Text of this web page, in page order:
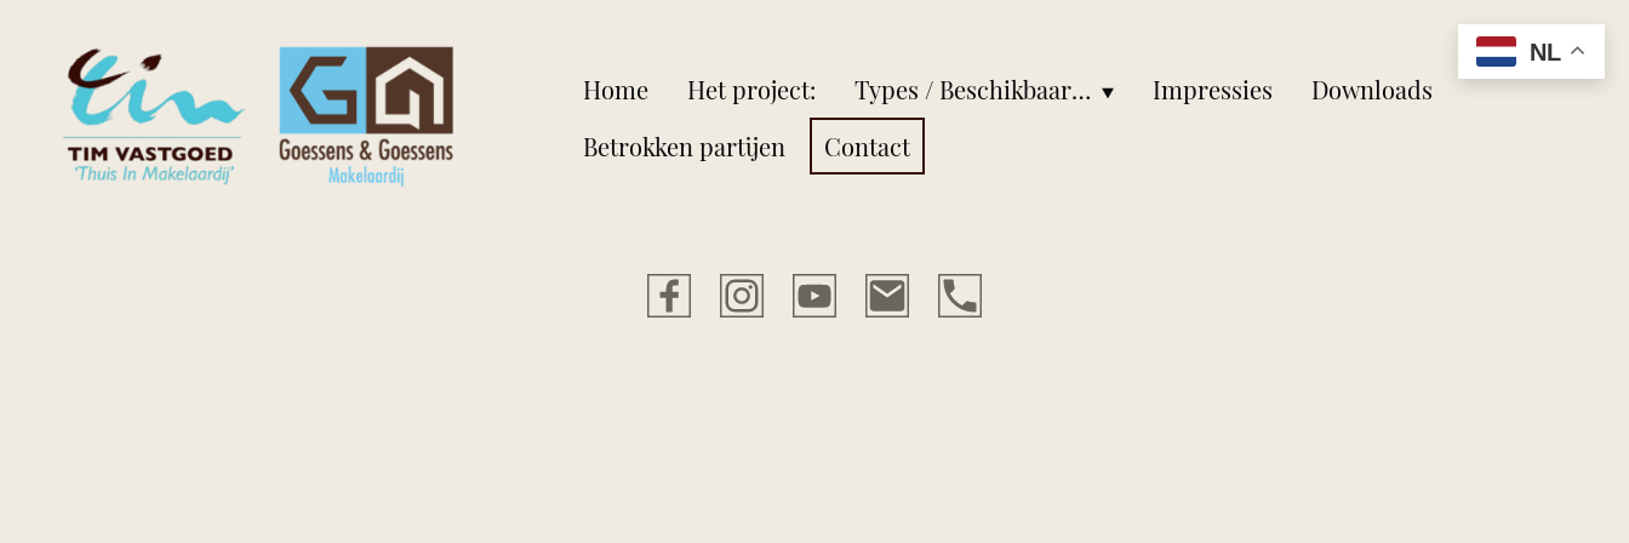
Home Het project: Types / Beschikbaarheid Impressies
Downloads
Betrokken partijen
Contact
NL